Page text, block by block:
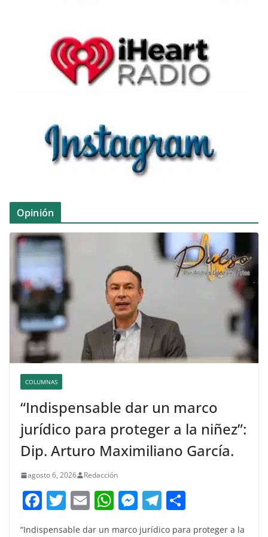
Opinión
COLUMNAS
“Indispensable dar un marco
jurídico para proteger a la niñez”:
Dip. Arturo Maximiliano García.
agosto 6, 2026 Redacción
F T
w
E W M
e
T
“Indispensable dar un marco jurídico para proteger a la